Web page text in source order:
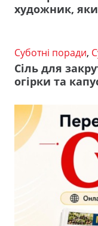
художник,
Суботні поради,
Сіль для
огірки та